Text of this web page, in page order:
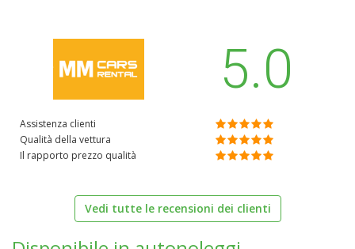
5.0
Assistenza clienti
Qualità della vettura
Il rapporto prezzo qualità
Vedi tutte le recensioni dei clienti